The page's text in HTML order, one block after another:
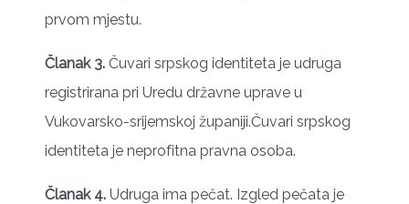
prvom mjestu.
Članak 3. Čuvari srpskog identiteta je udruga
registrirana pri Uredu državne uprave u
Vukovarsko-srijemskoj županiji.Čuvari srpskog
identiteta je neprofitna pravna osoba.
Članak 4. Udruga ima pečat. Izgled pečata je